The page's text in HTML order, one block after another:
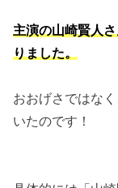
主演の山崎賢人
りました。
おおげさではな
いたのです！